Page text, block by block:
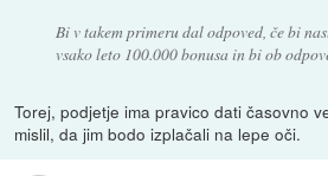
Bi v takem primeru dal odpoved, če bi
vsako leto 100.000 bonusa in bi ob
Torej, podjetje ima pravico dati časovno
mislil, da jim bodo izplačali na lepe oči.